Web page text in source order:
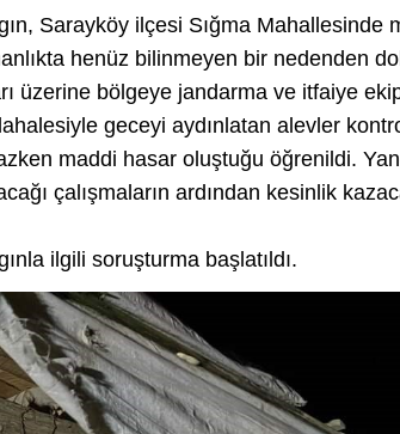
Sarayköy ilçesi Sığma
henüz bilinmeyen bir nedenden
üzerine bölgeye jandarma ve itfaiye
geceyi aydınlatan alevler
maddi hasar oluştuğu öğrenildi.
çalışmaların ardından kesinlik
ilgili soruşturma başlatıldı.